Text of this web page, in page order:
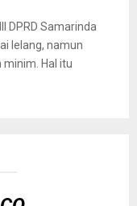
DPRD Samarinda
lelang, namun
Hal itu